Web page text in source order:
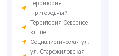
Территория
Пригородный
Территория Северное
кл-ще
Социалистическая ул.
ул. Старожиловская